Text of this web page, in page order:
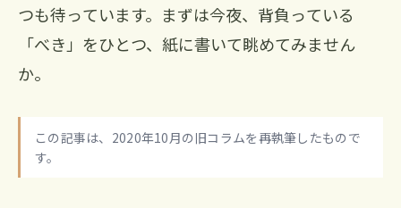
つも待っています。まずは今夜、背負っている
「べき」をひとつ、紙に書いて眺めてみません
か。
この記事は、2020年10月の旧コラムを再執筆したもので
す。